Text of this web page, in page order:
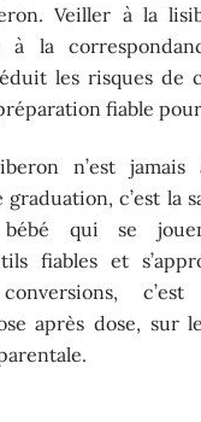
Veiller à la
à la
les risques de
fiable
n’est jamais
c’est la
qui se
fiables et
c’est
après dose, sur